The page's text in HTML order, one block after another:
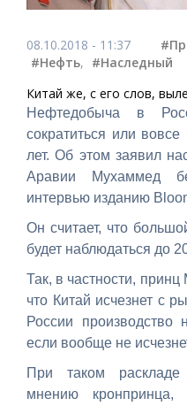
08.10.2018 - 11:37
#Нефть, #Наследный
Китай же, с его слов,
Нефтедобыча в
сократиться или
лет. Об этом заявил
Аравии Мухаммед
интервью изданию
Он считает, что
будет наблюдаться до
Так, в частности,
что Китай исчезнет с
России производство
если вообще не
При таком
мнению кронпринца,